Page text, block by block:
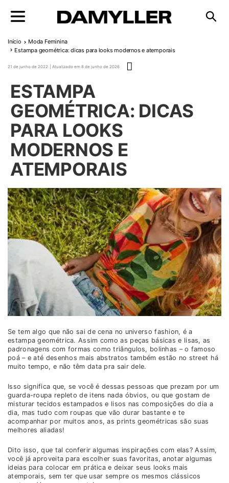
Início
Moda Feminina
Estampa geométrica: dicas para looks modernos e atemporais
ESTAMPA
GEOMÉTRICA: DICAS
PARA LOOKS
MODERNOS E
ATEMPORAIS
21 de junho de 2022
8 de junho de 2026
Se tem algo que não sai de cena no universo fashion, é a
estampa geométrica. Assim como as peças básicas e lisas, as
padronagens com formas como triângulos, bolinhas – o famoso
poá – e até desenhos mais abstratos também estão no street há
muito tempo, e não têm data pra sair dele.
Isso significa que, se você é dessas pessoas que prezam por um
guarda-roupa repleto de itens nada óbvios, ou que gostam de
misturar tecidos estampados e lisos nas composições do dia a
dia, mas tudo com roupas que vão durar bastante e te
acompanhar por muitos anos, as prints geométricas são suas
melhores aliadas!
Dito isso, que tal conferir algumas inspirações com elas? Assim,
você já aproveita para escolher suas favoritas, anotar algumas
ideias para colocar em prática e deixar seus looks mais
atemporais, sem ter que usar sempre os mesmos clássicos